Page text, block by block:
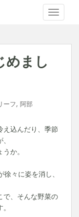
Toggle
めまし
ーフ, 阿部
込んだり、季節
か。
々に姿を消し、
で、そんな野菜の